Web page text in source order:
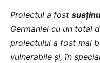
Proiectul a fost
Germaniei cu un total
proiectului a fost mai
vulnerabile și, în